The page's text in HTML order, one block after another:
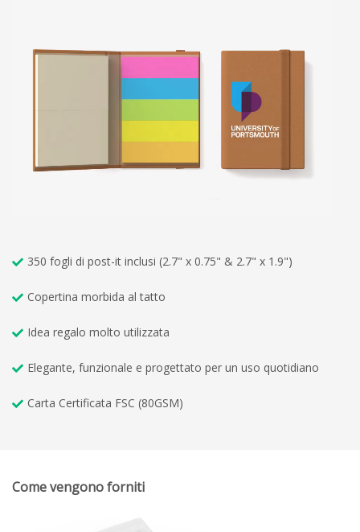
350 fogli di post-it inclusi (2.7" x 0.75" & 2.7" x 1.9")
Copertina morbida al tatto
Idea regalo molto utilizzata
Elegante, funzionale e progettato per un uso quotidiano
Carta Certificata FSC (80GSM)
Come vengono forniti